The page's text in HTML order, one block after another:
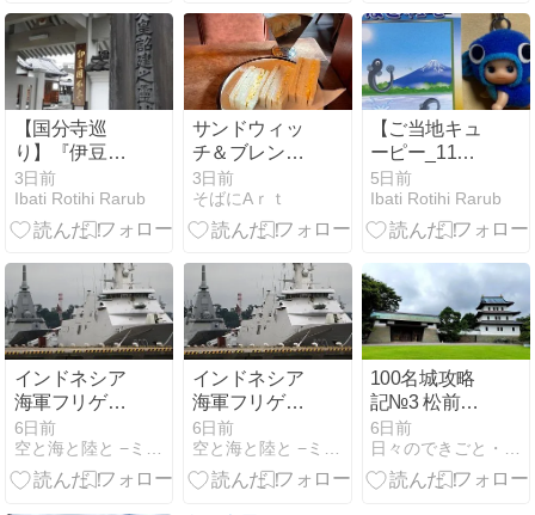
召喚状を返し
て四犬士、使
者に別れを告
げる】
ぶ現存城郭建
造物
【国分寺巡
り】『伊豆国
分寺』を参拝
してみた
3日前
Ibati Rotihi Rarub
サンドウィッ
チ＆ブレンド
「珈琲 井川」
神奈川県鎌倉
市
3日前
そばにAｒｔ
【ご当地キュ
ーピー_11】
静岡県
5日前
Ibati Rotihi Rarub
インドネシア
海軍フリゲー
ト艦『I Gusti
Ngurah Rai』
8/3海上自衛隊
6日前
インドネシア
海軍フリゲー
ト艦『I Gusti
Ngurah Rai』
8/3海上自衛隊
6日前
100名城攻略
記№3 松前城
（北海道松前
郡松前町）
6日前